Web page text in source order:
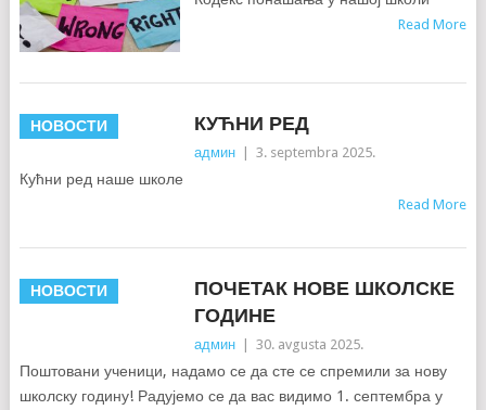
Read More
НОВОСТИ КУЋНИ РЕД
админ 3. septembra 2025.
Кућни ред наше школе
Read More
НОВОСТИ
ПОЧЕТАК НОВЕ ШКОЛСКЕ
ГОДИНЕ
админ 30. avgusta 2025.
Поштовани ученици, надамо се да сте се спремили за нову
школску годину! Радујемо се да вас видимо 1. септембра у